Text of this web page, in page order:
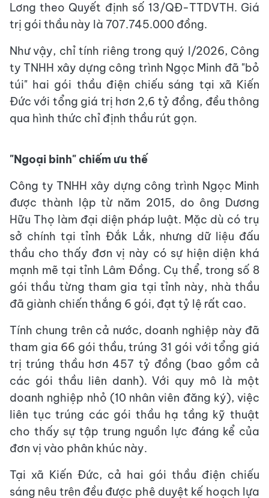
Lơng theo Quyết định số 13/QĐ-TTDVTH. Giá
trị gói thầu này là 707.745.000 đồng.
Như vậy, chỉ tính riêng trong quý I/2026, Công
ty TNHH xây dựng công trình Ngọc Minh đã "bỏ
túi" hai gói thầu điện chiếu sáng tại xã Kiến
Đức với tổng giá trị hơn 2,6 tỷ đồng, đều thông
qua hình thức chỉ định thầu rút gọn.
"Ngoại binh" chiếm ưu thế
Công ty TNHH xây dựng công trình Ngọc Minh
được thành lập từ năm 2015, do ông Dương
Hữu Thọ làm đại diện pháp luật. Mặc dù có trụ
sở chính tại tỉnh Đắk Lắk, nhưng dữ liệu đấu
thầu cho thấy đơn vị này có sự hiện diện khá
mạnh mẽ tại tỉnh Lâm Đồng. Cụ thể, trong số 8
gói thầu từng tham gia tại tỉnh này, nhà thầu
đã giành chiến thắng 6 gói, đạt tỷ lệ rất cao.
Tính chung trên cả nước, doanh nghiệp này đã
tham gia 66 gói thầu, trúng 31 gói với tổng giá
trị trúng thầu hơn 457 tỷ đồng (bao gồm cả
các gói thầu liên danh). Với quy mô là một
doanh nghiệp nhỏ (10 nhân viên đăng ký), việc
liên tục trúng các gói thầu hạ tầng kỹ thuật
cho thấy sự tập trung nguồn lực đáng kể của
đơn vị vào phân khúc này.
Tại xã Kiến Đức, cả hai gói thầu điện chiếu
sáng nêu trên đều được phê duyệt kế hoạch lựa